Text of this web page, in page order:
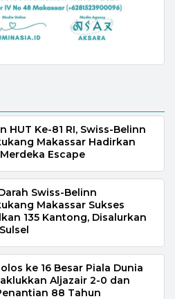
HUT Ke-81 RI, Swiss-Belinn
Makassar Hadirkan
Escape
Swiss-Belinn
Makassar Sukses
135 Kantong, Disalurkan
ke 16 Besar Piala Dunia
Aljazair 2-0 dan
88 Tahun